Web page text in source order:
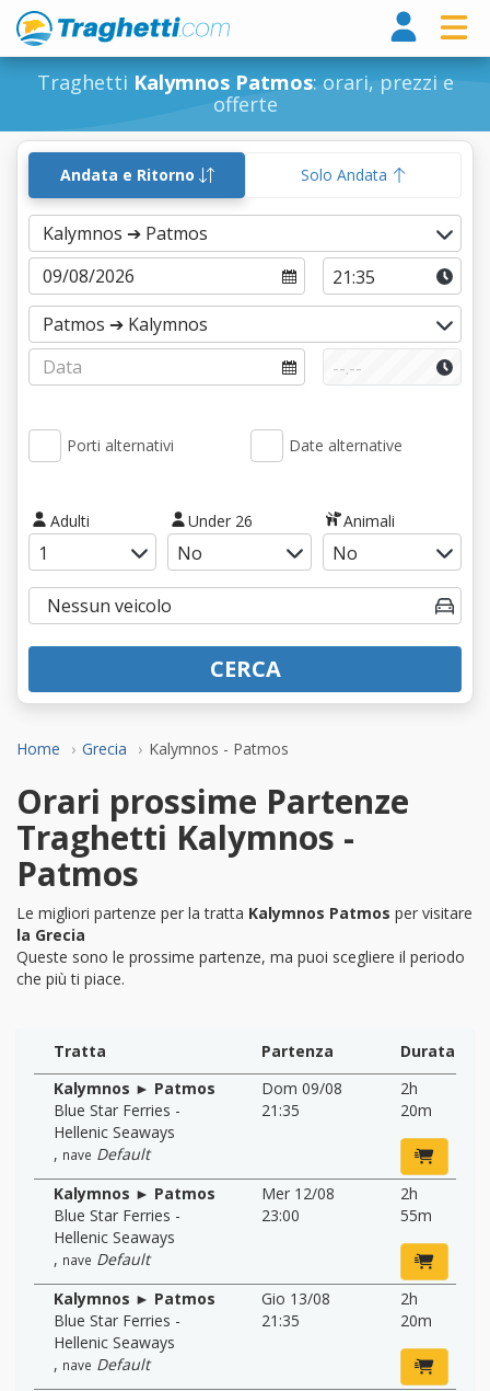
Traghetti Kalymnos Patmos: orari, prezzi e
offerte
Home Grecia Kalymnos - Patmos
Andata e Ritorno Solo Andata
Porti alternativi Date alternative
Adulti Under 26 Animali
CERCA
Orari prossime Partenze
Traghetti Kalymnos -
Patmos
Le migliori partenze per la tratta Kalymnos Patmos per visitare
la Grecia
Queste sono le prossime partenze, ma puoi scegliere il periodo
che più ti piace.
Tratta Partenza
Durata
Kalymnos ► Patmos
Blue Star Ferries -
Hellenic Seaways
, nave Default
Dom 09/08
21:35
2h
20m
Kalymnos ► Patmos
Blue Star Ferries -
Hellenic Seaways
, nave Default
Mer 12/08
23:00
2h
55m
Kalymnos ► Patmos
Blue Star Ferries -
Hellenic Seaways
, nave Default
Gio 13/08
21:35
2h
20m